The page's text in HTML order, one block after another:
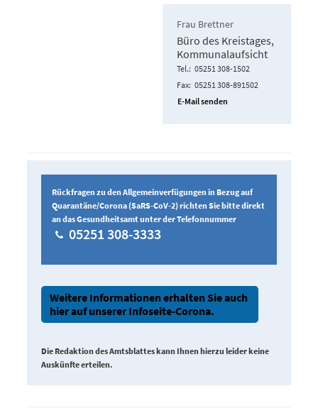
Frau Brettner
Büro des Kreistages,
Kommunalaufsicht
Tel. 05251 308-1502
Fax 05251 308-891502
E-Mail senden
Rückfragen zu den Allgemeinverfügungen in Bezug auf
Quarantäne/Corona (SaRS-CoV-2) richten Sie bitte direkt
an das Gesundheitsamt unter der Telefonnummer
05251 308-3333
Weitere Informationen erhalten Sie auch
hier auf unserer Infoseite-Corona.
Die Redaktion des Amtsblattes kann Ihnen hierzu leider keine
Auskünfte erteilen.